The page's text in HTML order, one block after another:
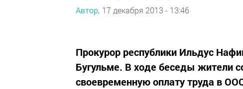
Автор, 17 декабря 2013 - 13:46
Прокурор республики Ильдус
Бугульме. В ходе беседы жители
своевременную оплату труда в